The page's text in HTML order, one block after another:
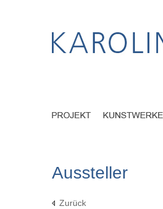
Aussteller
Zurück